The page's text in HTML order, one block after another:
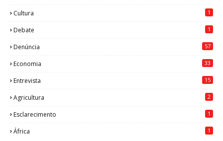
Cultura 1
Debate 1
Denúncia 57
Economia 33
Entrevista 15
Agricultura 2
Esclarecimento 1
África 1